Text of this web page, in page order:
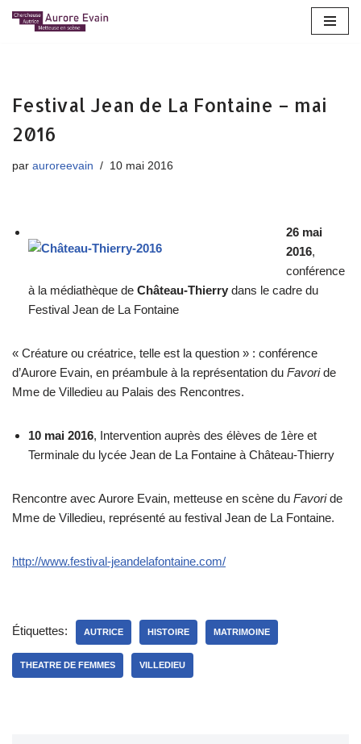
Festival Jean de La Fontaine – mai
2016
par auroreevain 10 mai 2016
26 mai
2016,
conférence
à la médiathèque de Château-Thierry dans le cadre du
Festival Jean de La Fontaine
« Créature ou créatrice, telle est la question » : conférence
d’Aurore Evain, en préambule à la représentation du Favoride
Mme de Villedieu au Palais des Rencontres.
10 mai 2016, Intervention auprès des élèves de 1ère et
Terminale du lycée Jean de La Fontaine à Château-Thierry
Rencontre avec Aurore Evain, metteuse en scène du Favoride
Mme de Villedieu, représenté au festival Jean de La Fontaine.
http://www.festival-jeandelafontaine.com/
Étiquettes: AUTRICE HISTOIRE MATRIMOINE
THEATRE DE FEMMES VILLEDIEU